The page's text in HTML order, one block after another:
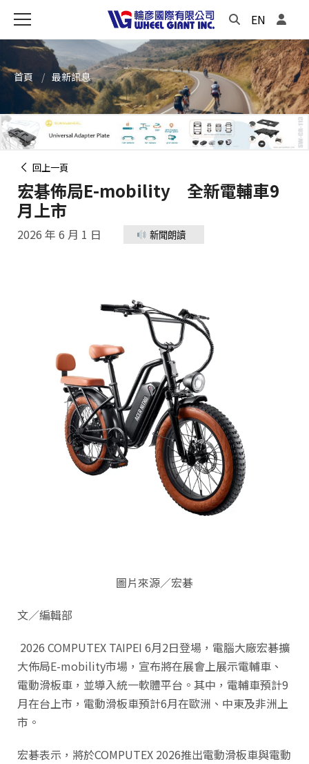
EN
首頁 最新訊息
回上一頁
宏碁佈局E-mobility 全新電輔車9
月上市
2026 年 6 月 1 日 新聞朗讀
圖片來源／宏碁
文／編輯部
2026 COMPUTEX TAIPEI 6月2日登場，電腦大廠宏碁擴
大佈局E-mobility市場，宣布將在展會上展示電輔車、
電動滑板車，並導入統一軟體平台。其中，電輔車預計9
月在台上市，電動滑板車預計6月在歐洲、中東及非洲上
市。
宏碁表示，將於COMPUTEX 2026推出電動滑板車與電動